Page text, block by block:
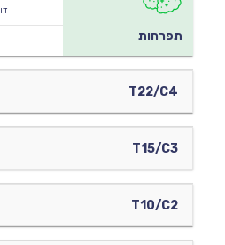
תפרחות
T22/C4
T15/C3
T10/C2